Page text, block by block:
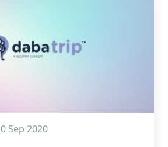
Sep 2020